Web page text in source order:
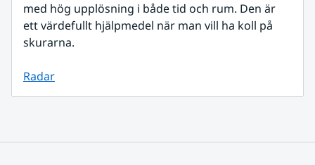
med hög upplösning i både tid och rum. Den är
ett värdefullt hjälpmedel när man vill ha koll på
skurarna.
Radar